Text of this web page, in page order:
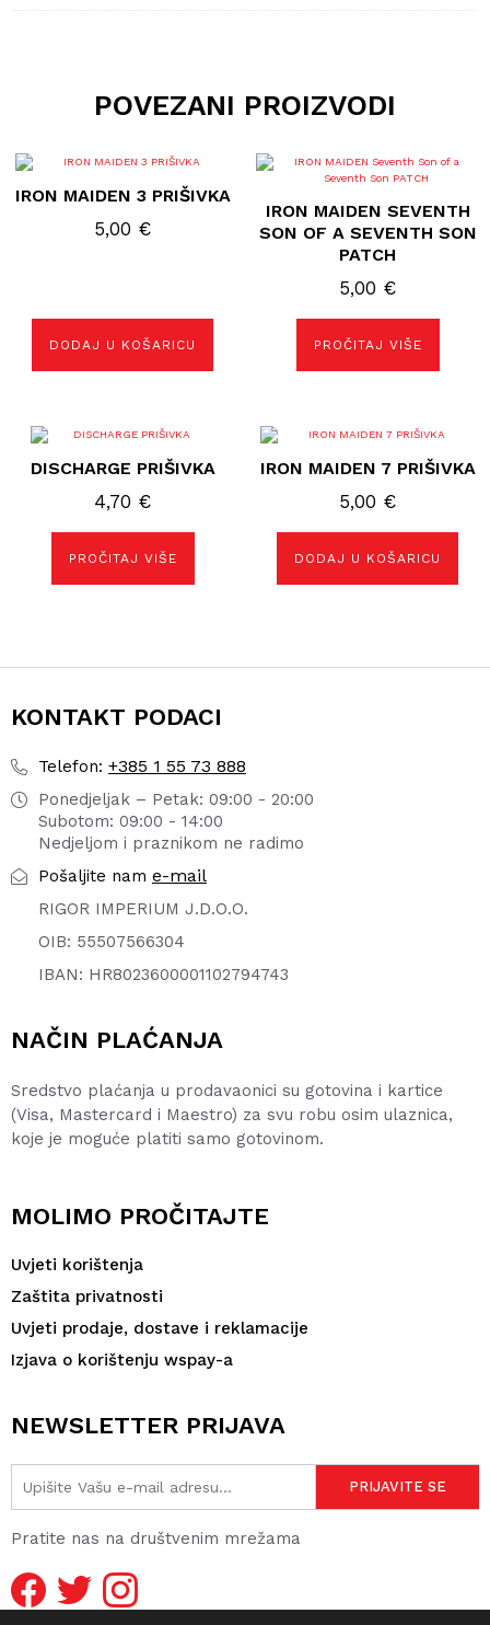
POVEZANI PROIZVODI
IRON MAIDEN 3 PRIŠIVKA
5,00 €
DODAJ U KOŠARICU
IRON MAIDEN SEVENTH
SON OF A SEVENTH SON
PATCH
5,00 €
PROČITAJ VIŠE
DISCHARGE PRIŠIVKA
4,70 €
PROČITAJ VIŠE
IRON MAIDEN 7 PRIŠIVKA
5,00 €
DODAJ U KOŠARICU
KONTAKT PODACI
Telefon: +385 1 55 73 888
Ponedjeljak – Petak: 09:00 - 20:00
Subotom: 09:00 - 14:00
Nedjeljom i praznikom ne radimo
Pošaljite nam e-mail
RIGOR IMPERIUM J.D.O.O.
OIB: 55507566304
IBAN: HR8023600001102794743
NAČIN PLAĆANJA
Sredstvo plaćanja u prodavaonici su gotovina i kartice
(Visa, Mastercard i Maestro) za svu robu osim ulaznica,
koje je moguće platiti samo gotovinom.
MOLIMO PROČITAJTE
Uvjeti korištenja
Zaštita privatnosti
Uvjeti prodaje, dostave i reklamacije
Izjava o korištenju wspay-a
NEWSLETTER PRIJAVA
Pratite nas na društvenim mrežama